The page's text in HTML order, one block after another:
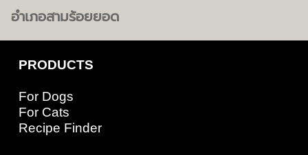
อำเภอสามร้อยยอด
PRODUCTS
For Dogs
For Cats
Recipe Finder